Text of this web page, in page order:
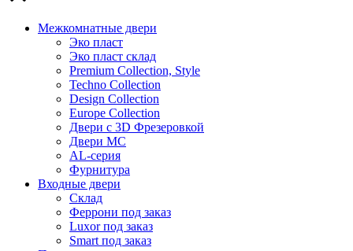
Межкомнатные двери
Эко пласт
Эко пласт склад
Premium Collection, Style
Techno Collection
Design Collection
Europe Collection
Двери с 3D Фрезеровкой
Двери МС
AL-серия
Фурнитура
Входные двери
Склад
Феррони под заказ
Luxor под заказ
Smart под заказ